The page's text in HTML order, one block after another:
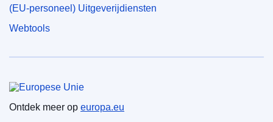
(EU-personeel) Uitgeverijdiensten
Webtools
Europese Unie
Ontdek meer op europa.eu